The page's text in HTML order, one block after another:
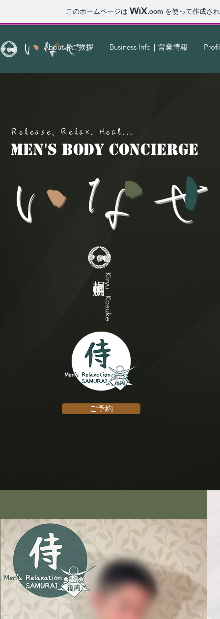
このホームページは .comを使って作成さ
About｜ご挨拶 Business Info｜営業情報
Men's Body Concierge
Release, Relax, Heal...
Kiryu Kosuke
​桐生 航輔
ご予約